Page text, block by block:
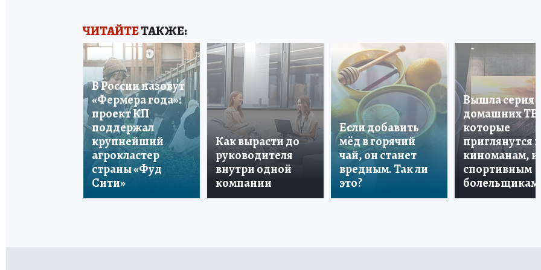
ЧИТАЙТЕТАКЖЕ:
В России назовут
«Фермера года»:
проект КП
поддержал
крупнейший
агрокластер
страны «Фуд
Сити»
Как вырасти до
руководителя
внутри одной
компании
Если добавить
мёд в горячий
чай, он станет
вредным. Так ли
это?
Вышла серия
домашних ТВ,
которые
приглянутся и
киноманам, и
спортивным
болельщикам